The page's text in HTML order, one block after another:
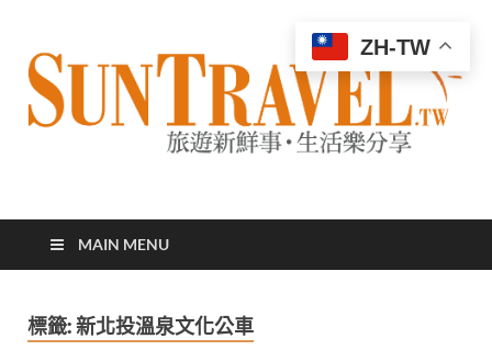
太陽網
MAIN MENU
標籤:新北投溫泉文化公車
ZH-TW